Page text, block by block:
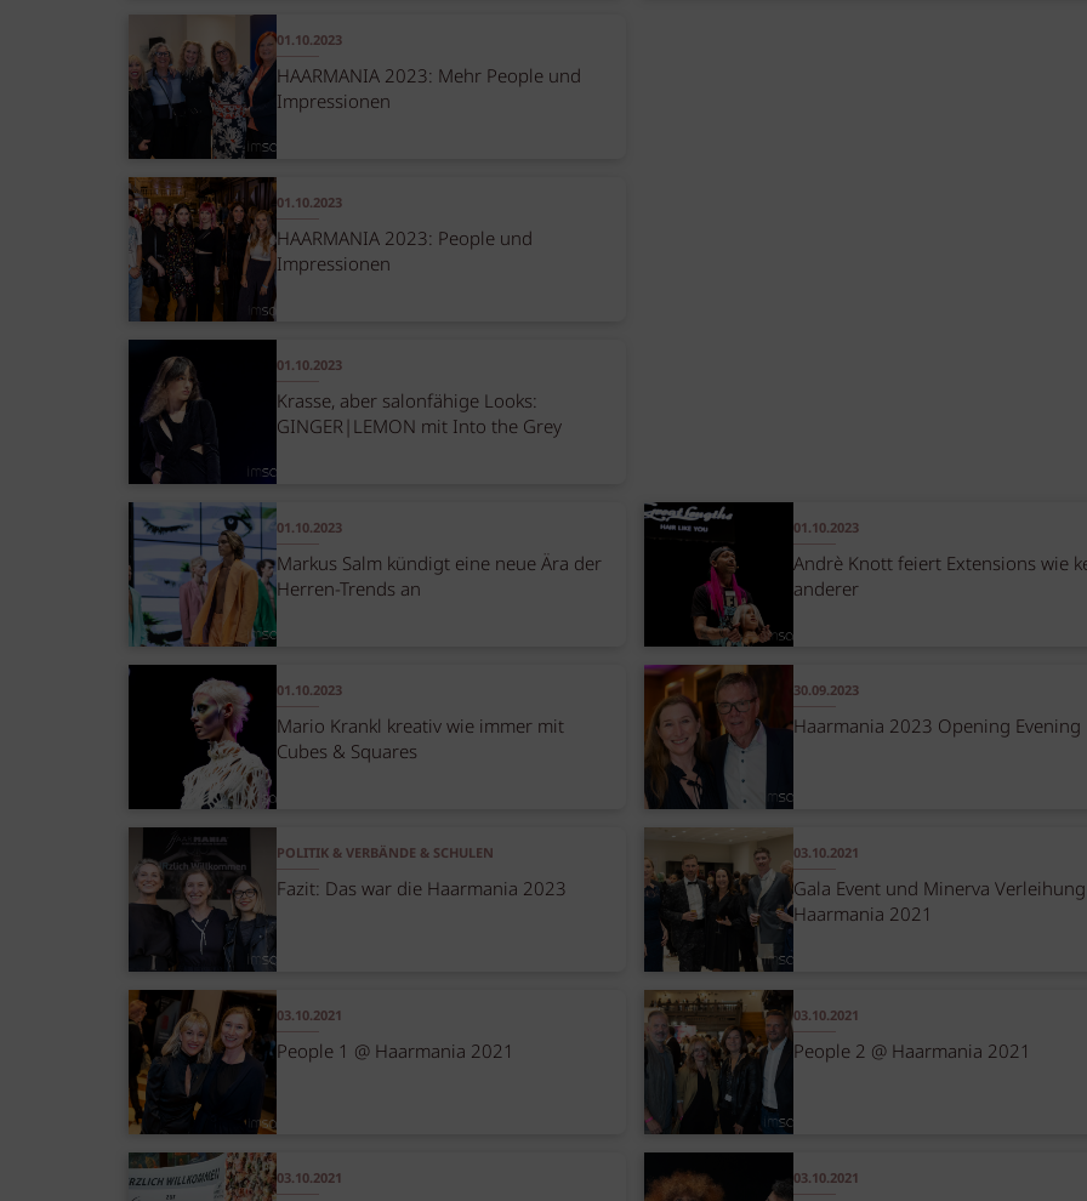
01.10.2023
HAARMANIA 2023: Mehr People und
Impressionen
01.10.2023
HAARMANIA 2023: People und
Impressionen
01.10.2023
Krasse, aber salonfähige Looks:
GINGER|LEMON mit Into the Grey
01.10.2023
Markus Salm kündigt eine neue Ära der
Herren-Trends an
01.10.2023
Andrè Knott feiert Extensions wie
anderer
01.10.2023
Mario Krankl kreativ wie immer mit
Cubes & Squares
30.09.2023
Haarmania 2023 Opening Evening
POLITIK & VERBÄNDE & SCHULEN
Fazit: Das war die Haarmania 2023
03.10.2021
Gala Event und Minerva
Haarmania 2021
03.10.2021
People 1 @ Haarmania 2021
03.10.2021
People 2 @ Haarmania 2021
03.10.2021 03.10.2021